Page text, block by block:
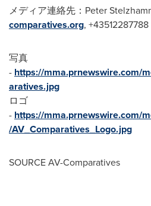
メディア連絡先：Peter
comparatives.org, +43512287788
写真
- https://mma.prnewswire.com/
aratives.jpg
ロゴ
- https://mma.prnewswire.com/
/AV_Comparatives_Logo.jpg
SOURCE AV-Comparatives